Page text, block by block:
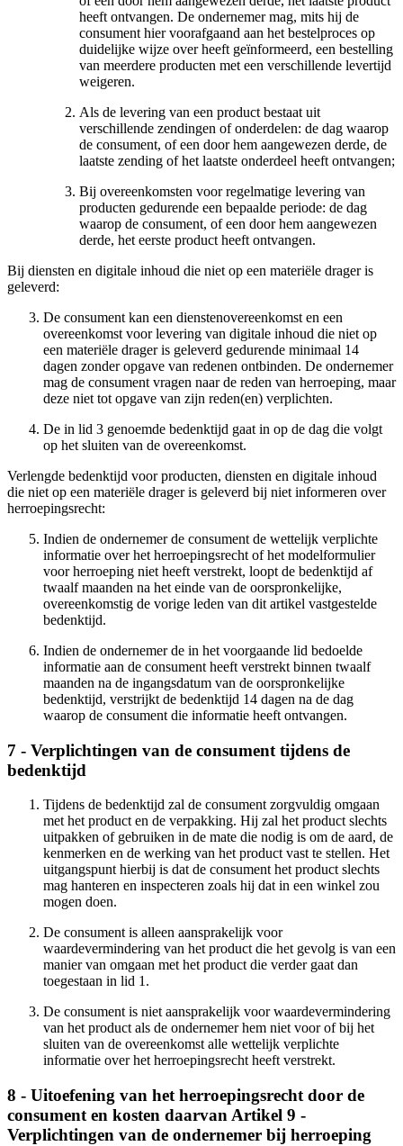
heeft ontvangen. De ondernemer mag, mits hij de
consument hier voorafgaand aan het bestelproces op
duidelijke wijze over heeft geïnformeerd, een bestelling
van meerdere producten met een verschillende levertijd
weigeren.
Als de levering van een product bestaat uit
verschillende zendingen of onderdelen: de dag waarop
de consument, of een door hem aangewezen derde, de
laatste zending of het laatste onderdeel heeft ontvangen;
Bij overeenkomsten voor regelmatige levering van
producten gedurende een bepaalde periode: de dag
waarop de consument, of een door hem aangewezen
derde, het eerste product heeft ontvangen.
Bij diensten en digitale inhoud die niet op een materiële drager is
geleverd:
De consument kan een dienstenovereenkomst en een
overeenkomst voor levering van digitale inhoud die niet op
een materiële drager is geleverd gedurende minimaal 14
dagen zonder opgave van redenen ontbinden. De ondernemer
mag de consument vragen naar de reden van herroeping, maar
deze niet tot opgave van zijn reden(en) verplichten.
De in lid 3 genoemde bedenktijd gaat in op de dag die volgt
op het sluiten van de overeenkomst.
Verlengde bedenktijd voor producten, diensten en digitale inhoud
die niet op een materiële drager is geleverd bij niet informeren over
herroepingsrecht:
Indien de ondernemer de consument de wettelijk verplichte
informatie over het herroepingsrecht of het modelformulier
voor herroeping niet heeft verstrekt, loopt de bedenktijd af
twaalf maanden na het einde van de oorspronkelijke,
overeenkomstig de vorige leden van dit artikel vastgestelde
bedenktijd.
Indien de ondernemer de in het voorgaande lid bedoelde
informatie aan de consument heeft verstrekt binnen twaalf
maanden na de ingangsdatum van de oorspronkelijke
bedenktijd, verstrijkt de bedenktijd 14 dagen na de dag
waarop de consument die informatie heeft ontvangen.
7 - Verplichtingen van de consument tijdens de
bedenktijd
Tijdens de bedenktijd zal de consument zorgvuldig omgaan
met het product en de verpakking. Hij zal het product slechts
uitpakken of gebruiken in de mate die nodig is om de aard, de
kenmerken en de werking van het product vast te stellen. Het
uitgangspunt hierbij is dat de consument het product slechts
mag hanteren en inspecteren zoals hij dat in een winkel zou
mogen doen.
De consument is alleen aansprakelijk voor
waardevermindering van het product die het gevolg is van een
manier van omgaan met het product die verder gaat dan
toegestaan in lid 1.
De consument is niet aansprakelijk voor waardevermindering
van het product als de ondernemer hem niet voor of bij het
sluiten van de overeenkomst alle wettelijk verplichte
informatie over het herroepingsrecht heeft verstrekt.
8 - Uitoefening van het herroepingsrecht door de
consument en kosten daarvan Artikel 9 -
Verplichtingen van de ondernemer bij herroeping